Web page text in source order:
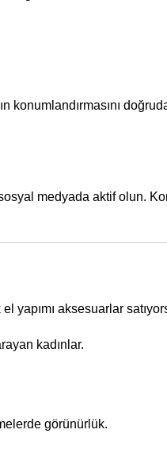
konumlandırmasını
medyada aktif olun.
yapımı aksesuarlar
kadınlar.
görünürlük.